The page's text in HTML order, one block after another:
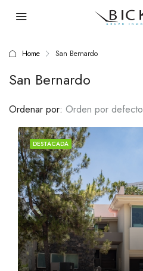
Home San Bernardo
San Bernardo
Ordenar por: Orden por defecto
DESTACADA